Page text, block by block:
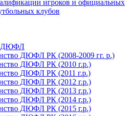
игроков и официальных
клубов
ДЮФЛ
ДЮФЛ РК (2008-2009 гг. р.)
ДЮФЛ РК (2010 г.р.)
ДЮФЛ РК (2011 г.р.)
ДЮФЛ РК (2012 г.р.)
ДЮФЛ РК (2013 г.р.)
ДЮФЛ РК (2014 г.р.)
ДЮФЛ РК (2015 г.р.)